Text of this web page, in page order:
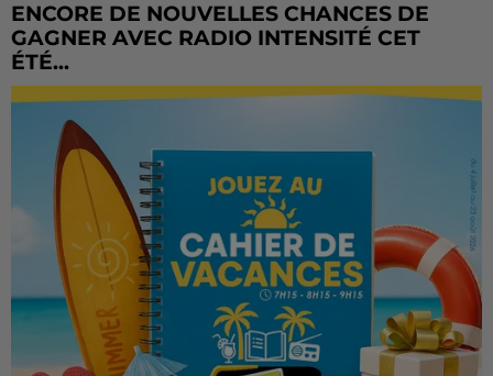
ENCORE DE NOUVELLES CHANCES DE
GAGNER AVEC RADIO INTENSITÉ CET
ÉTÉ...